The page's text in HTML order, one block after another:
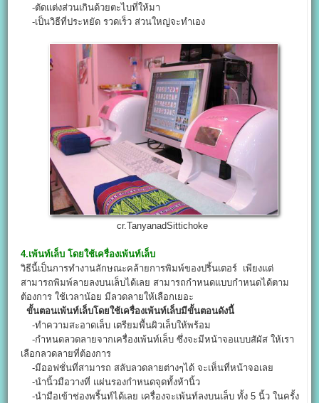
-ตัดแต่งส่วนเกินด้วยตะไบที่ให้มา
-เป็นวิธีที่ประหยัด รวดเร็ว ส่วนใหญ่จะทำเอง
cr.TanyanadSittichoke
4.เพ้นท์เล็บ โดยใช้เครื่องเพ้นท์เล็บ
วิธีนี้เป็นการทำงานลักษณะคล้ายการพิมพ์ของปริ้นเตอร์ เพียงแต่
สามารถพิมพ์ลายลงบนเล็บได้เลย สามารถกำหนดแบบกำหนดได้ตาม
ต้องการ ใช้เวลาน้อย มีลวดลายให้เลือกเยอะ
ขั้นตอนเพ้นท์เล็บโดยใช้เครื่องเพ้นท์เล็บมีขั้นตอนดังนี้
-ทำความสะอาดเล็บ เตรียมพื้นผิวเล็บให้พร้อม
-กำหนดลวดลายจากเครื่องเพ้นท์เล็บ ซึ่งจะมีหน้าจอแบบสัผัส ให้เรา
เลือกลวดลายที่ต้องการ
-มีออฟชั่นที่สามารถ สลับลวดลายต่างๆได้ จะเห็นที่หน้าจอเลย
-นำนิ้วมือวางที่ แผ่นรองกำหนดจุดทั้งห้านิ้ว
-นำมือเข้าช่องพริ้นท์ได้เลย เครื่องจะเพ้นท์ลงบนเล็บ ทั้ง 5 นิ้ว ในครั้ง